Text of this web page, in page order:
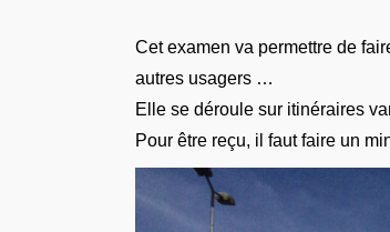
Cet examen va permettre de
autres usagers …
Elle se déroule sur itinéraires
Pour être reçu, il faut faire un